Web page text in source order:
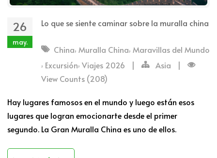
26
may.
Lo que se siente caminar sobre la muralla china
China, Muralla China, Maravillas del Mundo
, Excursión, Viajes 2026 | Asia
|
View Counts (208)
Hay lugares famosos en el mundo y luego están esos
lugares que logran emocionarte desde el primer
segundo. La Gran Muralla China es uno de ellos.